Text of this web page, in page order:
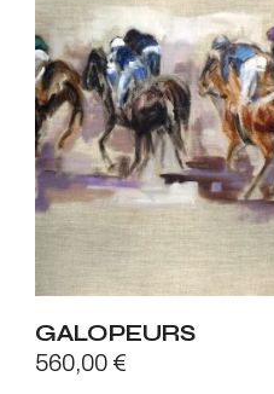
GALOPEURS
560,00 €